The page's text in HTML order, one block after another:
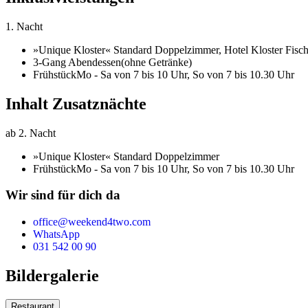
1. Nacht
»Unique Kloster« Standard Doppelzimmer, Hotel Kloster
3-Gang Abendessen(ohne Getränke)
FrühstückMo - Sa von 7 bis 10 Uhr, So von 7 bis 10.30 Uhr
Inhalt Zusatznächte
ab 2. Nacht
»Unique Kloster« Standard Doppelzimmer
FrühstückMo - Sa von 7 bis 10 Uhr, So von 7 bis 10.30 Uhr
Wir sind für dich da
office@weekend4two.com
WhatsApp
031 542 00 90
Bildergalerie